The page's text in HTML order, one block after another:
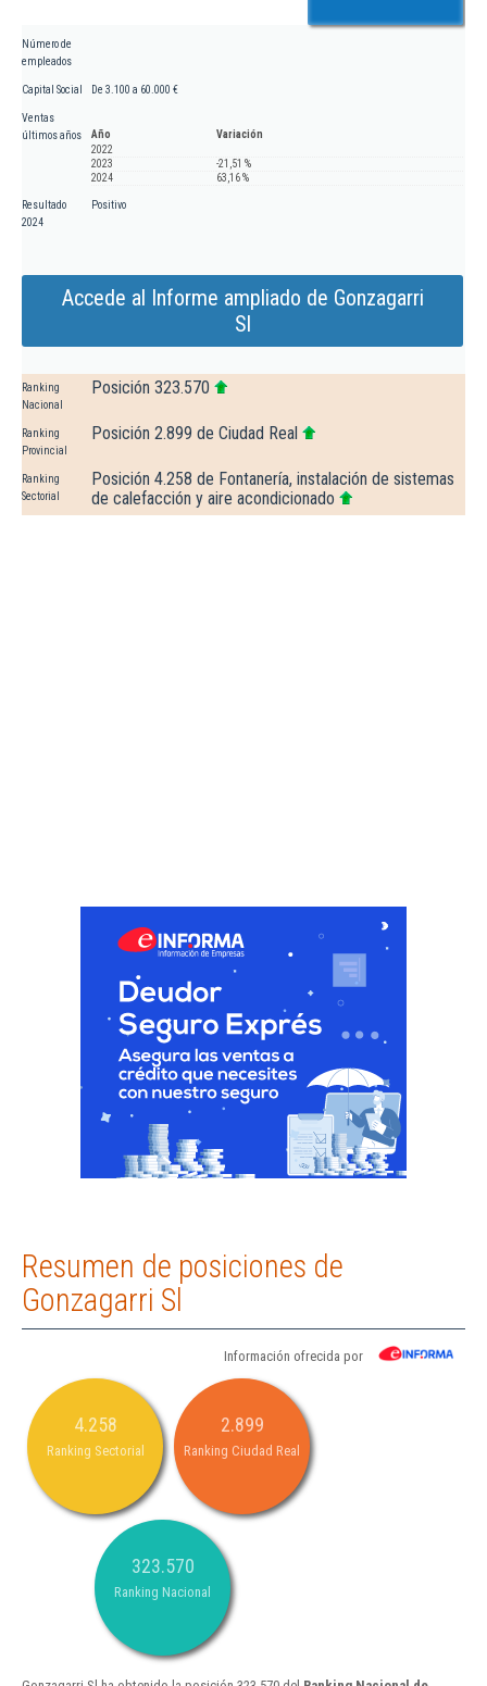
Número de
empleados
Capital Social De 3.100 a 60.000 €
Ventas
últimos años
Año
Variación
2022
2023
-21,51 %
2024
63,16 %
Resultado
2024
Positivo
Accede al Informe ampliado de Gonzagarri
Sl
Ranking
Nacional
Posición 323.570
Ranking
Provincial
Posición 2.899 de Ciudad Real
Ranking
Sectorial
Posición 4.258 de Fontanería, instalación de sistemas
de calefacción y aire acondicionado
Resumen de posiciones de
Gonzagarri Sl
Información ofrecida por
4.258
Ranking Sectorial
2.899
Ranking Ciudad Real
323.570
Ranking Nacional